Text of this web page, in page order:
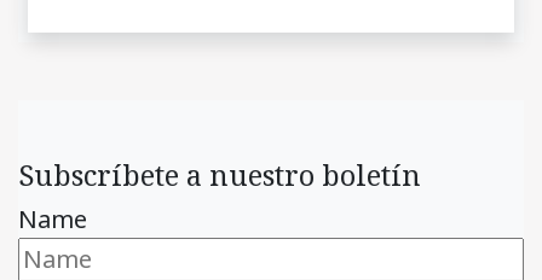
Subscríbete a nuestro boletín
Name